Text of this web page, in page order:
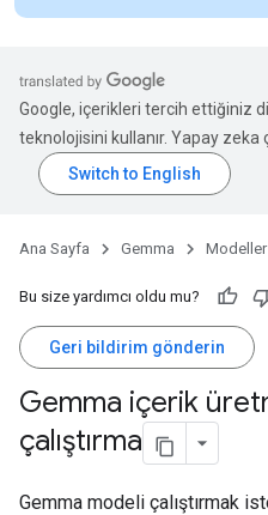
Google, içerikleri tercih ettiğiniz
teknolojisini kullanır. Yapay zeka
Ana Sayfa Gemma Modeller
Bu size yardımcı oldu mu?
Geri bildirim gönderin
Gemma içerik
çalıştırma
Gemma modeli çalıştırmak